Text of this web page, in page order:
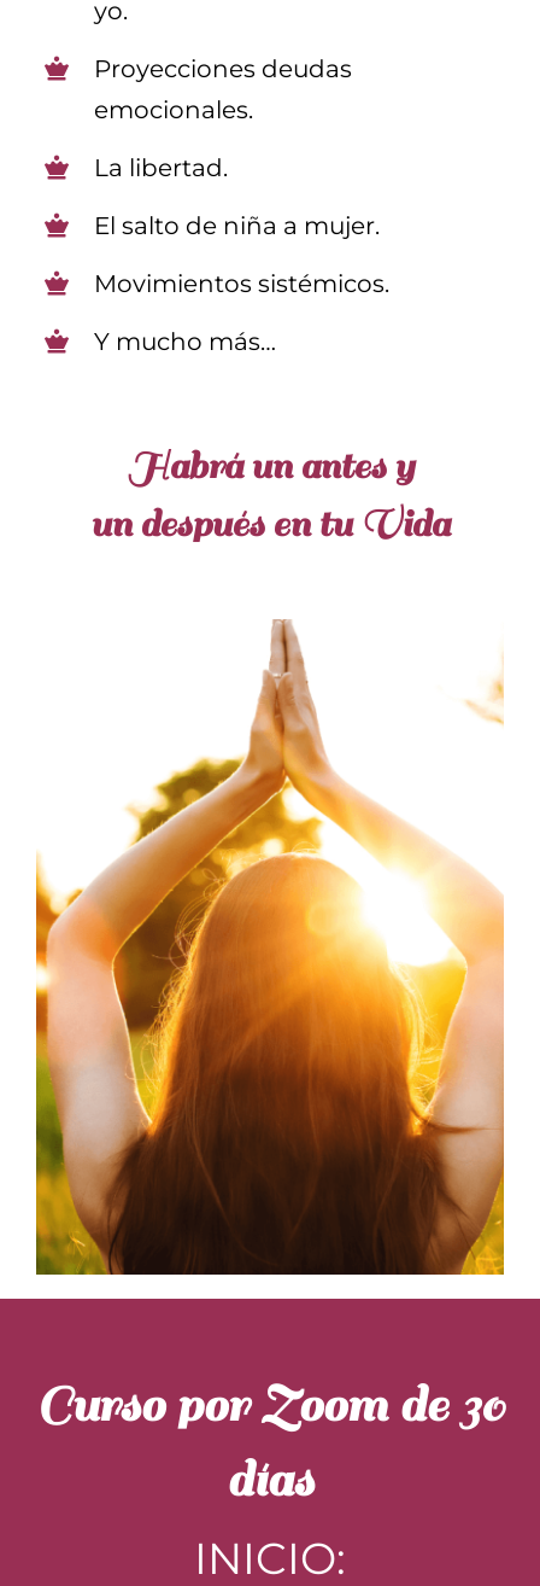
yo.
Proyecciones deudas
emocionales.
La libertad.
El salto de niña a mujer.
Movimientos sistémicos.
Y mucho más…
Habrá un antes y
un después en tu Vida
Curso por Zoom de 30
días
INICIO: